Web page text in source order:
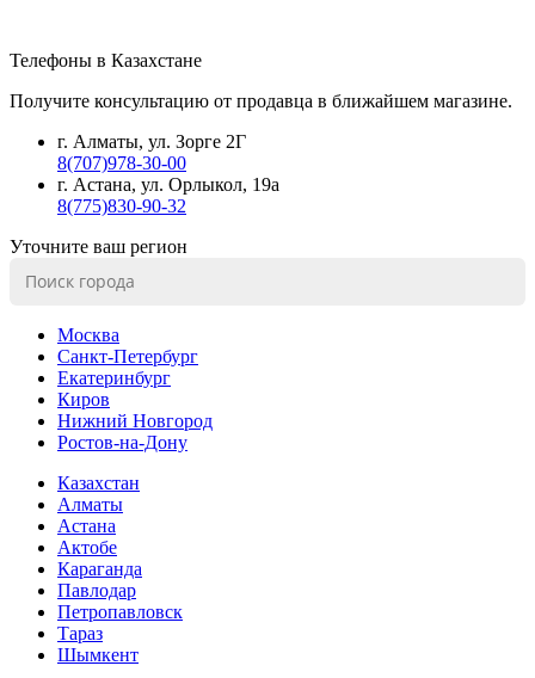
Телефоны в Казахстане
Получите консультацию от продавца в ближайшем магазине.
г. Алматы, ул. Зорге 2Г
8(707)978-30-00
г. Астана, ул. Орлыкол, 19а
8(775)830-90-32
Уточните ваш регион
Москва
Санкт-Петербург
Екатеринбург
Киров
Нижний Новгород
Ростов-на-Дону
Казахстан
Алматы
Астана
Актобе
Караганда
Павлодар
Петропавловск
Тараз
Шымкент